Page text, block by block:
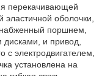
перекачивающей
оболочки,
поршнем,
и привод,
электродвигателем,
установлена на